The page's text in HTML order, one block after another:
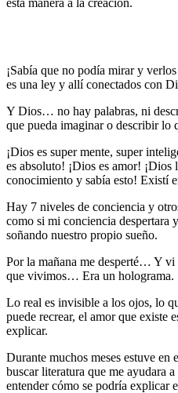
¡Sabía que no podía mirar y
es una ley y allí conectados con
Y Dios… no hay palabras, ni
que pueda imaginar o describir lo
¡Dios es super mente, super
es absoluto! ¡Dios es amor!
conocimiento y sabía esto! Existí
Hay 7 niveles de conciencia y
como si mi conciencia despertara
soñando nuestro propio sueño.
Por la mañana me desperté… Y
que vivimos… Era un holograma.
Lo real es invisible a los ojos, lo
puede recrear, el amor que existe
explicar.
Durante muchos meses estuve
buscar literatura que me ayudara
entender cómo se podría explicar